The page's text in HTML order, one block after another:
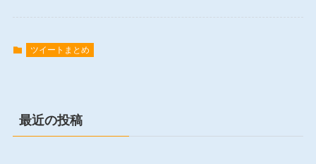
ツイートまとめ
最近の投稿